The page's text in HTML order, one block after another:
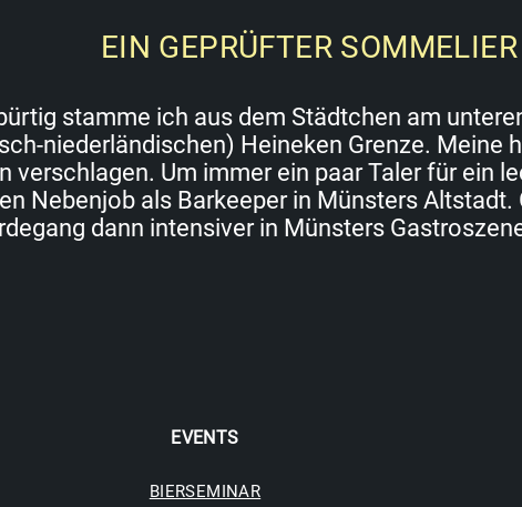
EIN GEPRÜFTER SOMMELIER
stamme ich aus dem Städtchen am
niederländischen) Heineken Grenze.
Um immer ein paar Taler für ein
Nebenjob als Barkeeper in Münsters
dann intensiver in Münsters
EVENTS
BIERSEMINAR